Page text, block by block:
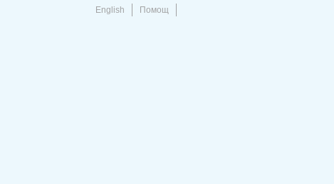
English Помощ